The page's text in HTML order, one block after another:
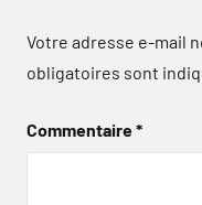
Votre adresse e-mail
obligatoires sont
Commentaire*